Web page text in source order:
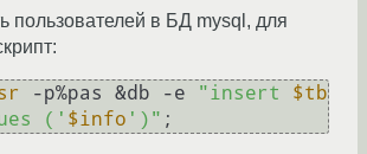
пользователей в БД mysql, для
-p%pas &db -e "insert $tb
(' $info ')"